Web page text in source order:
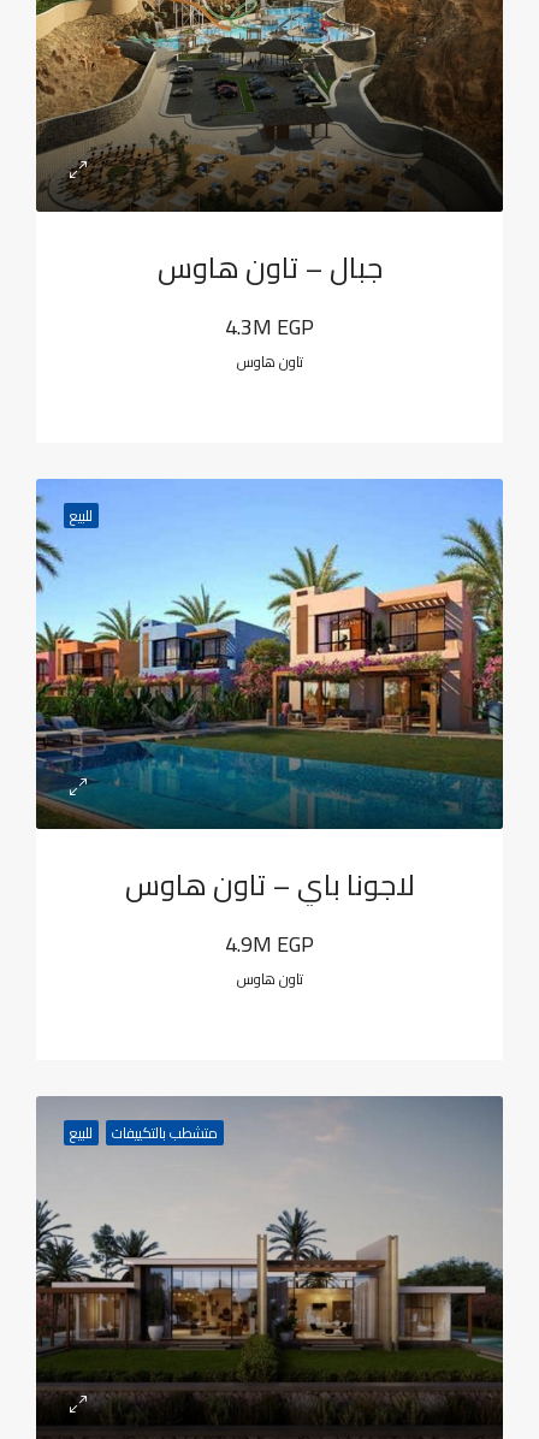
جبال – تاون هاوس
4.3M EGP
تاون هاوس
للبيع
لاجونا باي – تاون هاوس
4.9M EGP
تاون هاوس
متشطب بالتكييفات للبيع